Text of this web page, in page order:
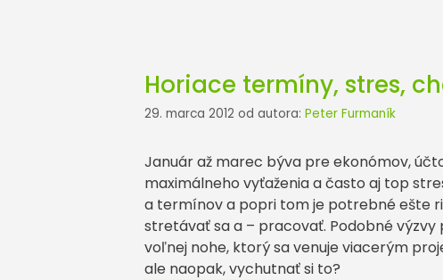
Horiace termíny, stres,
29. marca 2012 od autora: Peter Furmaník
Január až marec býva pre ekonómov,
maximálneho vyťaženia a často aj top
a termínov a popri tom je potrebné ešte
stretávať sa a – pracovať. Podobné
voľnej nohe, ktorý sa venuje viacerým
ale naopak, vychutnať si to?